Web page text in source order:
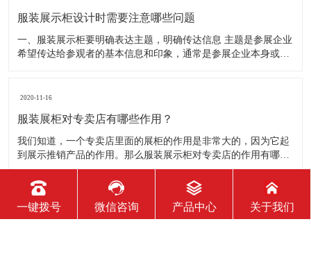
服装展示柜设计时需要注意哪些问题
一、服装展示柜要明确表达主题，明确传达信息 主题是参展企业
希望传达给参观者的基本信息和印象，通常是参展企业本身或产
2020-11-16
服装展柜对专卖店有哪些作用？
我们知道，一个专卖店里面的展柜的作用是非常大的，因为它起
到展示推销产品的作用。那么服装展示柜对专卖店的作用有哪些
呢？下面就跟大家一起来了解服装展柜的作用 1、陈列展示功能
这是服装展柜的基本功能。作为陈列展示用品，它首先应该可以
陈列展示商品。把商品的风采展现在消费者面前，使消费者对商
品
服装展示柜能使用多长时间？
一键拨号 微信咨询 产品中心 关于我们